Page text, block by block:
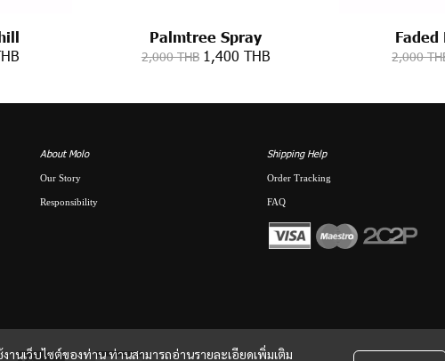
Palmtree Spray
2,000 THB 1,400 THB
Faded
2,000
นเว็บไซต์ของท่าน ท่านสามารถอ่านรายละเอียดเพิ่มเติม
About Molo
Our Story
Responsibility
Shipping Help
Order Tracking
FAQ